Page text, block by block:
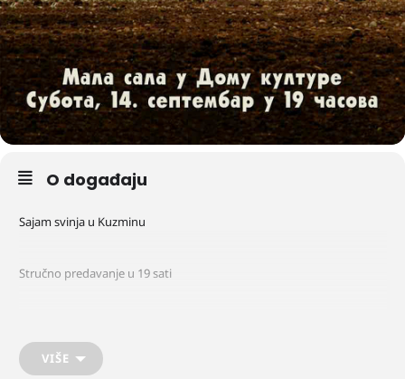
O događaju
Sajam svinja u Kuzminu
Stručno predavanje u 19 sati
VIŠE